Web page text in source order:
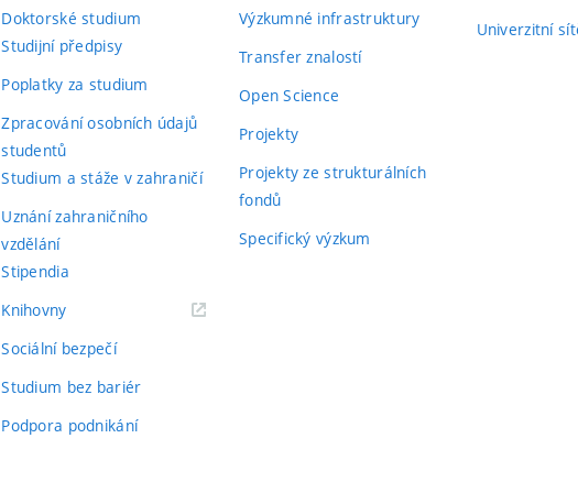
20, kde diplomant uvádí chybně jméno prvního autora Juliana D. Maynarda
Domnívám se, že pan Mihálik jasně prokázal inženýrské schopnosti a práci
zásadních výhrad. Navrhuji hodnocení výborně A/98. Otázky k obhajobě:
1) Jak časově náročný je výpočet extrapolační matice pro určitý
konfigurace numerického výpočtu pro extrapolaci signálu z matice
2) Pro jaké další oblasti by navržená metoda byla vhodná?
Výsledný počet bodů navržený oponentem:
Doktorské studium
Studijní předpisy
Poplatky za studium
Zpracování osobních údajů
studentů
Studium a stáže v zahraničí
Uznání zahraničního
vzdělání
Stipendia
Knihovny(externí
Sociální bezpečí
Studium bez bariér
Podpora podnikání
Výzkumné infrastruktury
Transfer znalostí
Open Science
Projekty
Projekty ze strukturálních
fondů
Specifický výzkum
Univerzitní